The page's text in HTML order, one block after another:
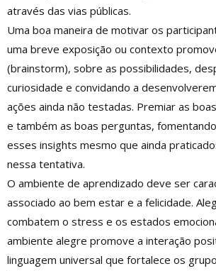
através das vias públicas.
Uma boa maneira de motivar os
uma breve exposição ou contexto
(brainstorm), sobre as possibilidades,
curiosidade e convidando a
ações ainda não testadas. Premiar as
e também as boas perguntas,
esses insights mesmo que ainda
nessa tentativa.
O ambiente de aprendizado deve ser
associado ao bem estar e a felicidade.
combatem o stress e os estados
ambiente alegre promove a interação
linguagem universal que fortalece os